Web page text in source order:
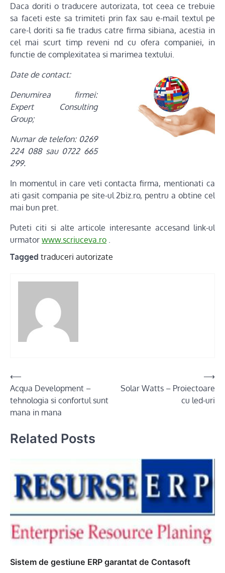
Daca doriti o traducere autorizata, tot ceea ce trebuie
sa faceti este sa trimiteti prin fax sau e-mail textul pe
care-l doriti sa fie tradus catre firma sibiana, acestia in
cel mai scurt timp reveni nd cu ofera companiei, in
functie de complexitatea si marimea textului.
Date de contact:
Denumirea firmei:
Expert Consulting
Group;
Numar de telefon: 0269
224 088 sau 0722 665
299.
In momentul in care veti contacta firma, mentionati ca
ati gasit compania pe site-ul 2biz.ro, pentru a obtine cel
mai bun pret.
Puteti citi si alte articole interesante accesand link-ul
urmator www.scriuceva.ro
Tagged traduceri autorizate
Post
navigation
⟵
Acqua Development –
tehnologia si confortul sunt
mana in mana
Solar Watts – Proiectoare
cu led-uri
⟶
Related Posts
Sistem de gestiune ERP garantat de Contasoft